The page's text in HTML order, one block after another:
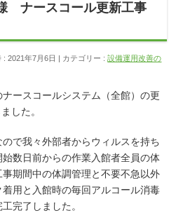
ナースコール更新工事
: 2021年7月6日 カテゴリー :設備運用改善の
ースコールシステム（全館）の更
した。
で我々外部者からウィルスを持ち
数日前からの作業入館者全員の体
期間中の体調管理と不要不急以外
用と入館時の毎回アルコール消毒
完了しました。